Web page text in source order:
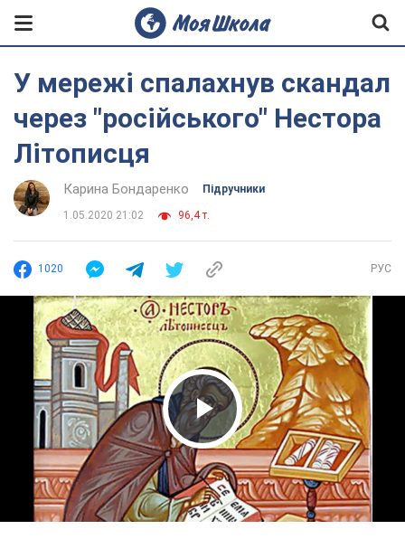
У мережі спалахнув скандал
через "російського" Нестора
Літописця
Карина Бондаренко Підручники
1.05.2020 21:02 96,4 т.
1020 РУС
Play Video